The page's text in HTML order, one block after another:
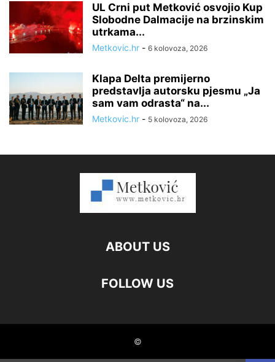
UL Crni put Metković osvojio Kup
Slobodne Dalmacije na brzinskim
utrkama...
Metkovic.hr - 6 kolovoza, 2026
Klapa Delta premijerno
predstavlja autorsku pjesmu „Ja
sam vam odrasta“ na...
Metkovic.hr - 5 kolovoza, 2026
ABOUT US
FOLLOW US
©